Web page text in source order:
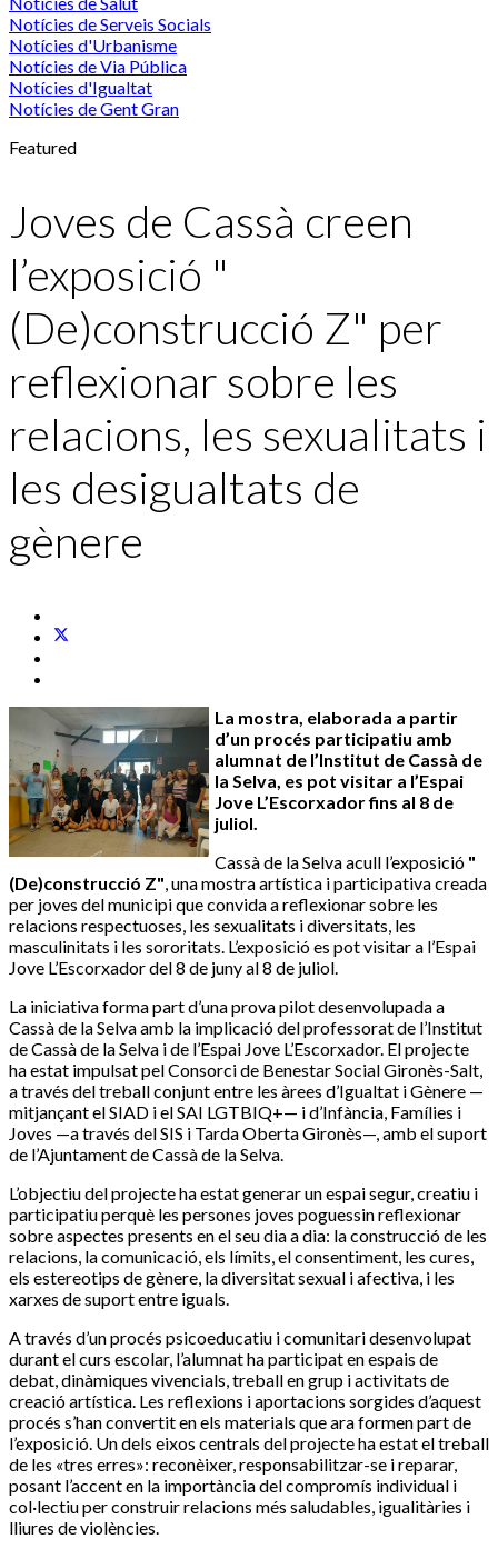
Notícies de Serveis Socials
Notícies d'Urbanisme
Notícies de Via Pública
Notícies d'Igualtat
Notícies de Gent Gran
Featured
Joves de Cassà creen
l’exposició "
(De)construcció Z" per
reflexionar sobre les
relacions, les sexualitats i
les desigualtats de
gènere
La mostra, elaborada a partir
d’un procés participatiu amb
alumnat de l’Institut de Cassà de
la Selva, es pot visitar a l’Espai
Jove L’Escorxador fins al 8 de
juliol.
Cassà de la Selva acull l’exposició "
(De)construcció Z", una mostra artística i participativa creada
per joves del municipi que convida a reflexionar sobre les
relacions respectuoses, les sexualitats i diversitats, les
masculinitats i les sororitats. L’exposició es pot visitar a l’Espai
Jove L’Escorxador del 8 de juny al 8 de juliol.
La iniciativa forma part d’una prova pilot desenvolupada a
Cassà de la Selva amb la implicació del professorat de l’Institut
de Cassà de la Selva i de l’Espai Jove L’Escorxador. El projecte
ha estat impulsat pel Consorci de Benestar Social Gironès-Salt,
a través del treball conjunt entre les àrees d’Igualtat i Gènere —
mitjançant el SIAD i el SAI LGTBIQ+— i d’Infància, Famílies i
Joves —a través del SIS i Tarda Oberta Gironès—, amb el suport
de l’Ajuntament de Cassà de la Selva.
L’objectiu del projecte ha estat generar un espai segur, creatiu i
participatiu perquè les persones joves poguessin reflexionar
sobre aspectes presents en el seu dia a dia: la construcció de les
relacions, la comunicació, els límits, el consentiment, les cures,
els estereotips de gènere, la diversitat sexual i afectiva, i les
xarxes de suport entre iguals.
A través d’un procés psicoeducatiu i comunitari desenvolupat
durant el curs escolar, l’alumnat ha participat en espais de
debat, dinàmiques vivencials, treball en grup i activitats de
creació artística. Les reflexions i aportacions sorgides d’aquest
procés s’han convertit en els materials que ara formen part de
l’exposició. Un dels eixos centrals del projecte ha estat el treball
de les «tres erres»: reconèixer, responsabilitzar-se i reparar,
posant l’accent en la importància del compromís individual i
col·lectiu per construir relacions més saludables, igualitàries i
lliures de violències.